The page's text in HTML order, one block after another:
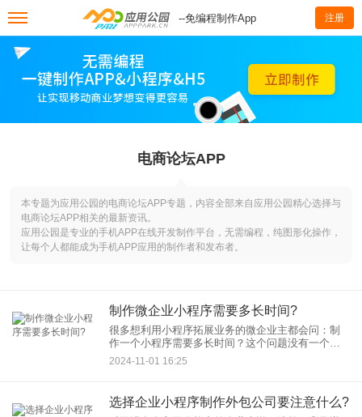
--免编程制作App 注册
电商论坛APP
本专题为应用公园的电商论坛APP专题，内容全部来自应用公园精心选择与
电商论坛APP相关的最新资讯。
应用公园是专业的手机APP在线开发制作平台，无需编程，纯图形化操作，
让每个人都能成为手机APP应用的制作者和发布者。
制作微企业小程序需要多长时间?
很多想利用小程序拓展业务的微企业主都会问：制
作一个小程序需要多长时间？这个问题没有一个简
单的答案，因为开发时间受到诸多因素的影响，从
几周到几个月都有可能。本文将详细分析影响小程
2024-11-01 16:25
选择企业小程序制作外包公司要注意什么?